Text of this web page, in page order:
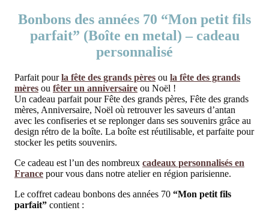
Bonbons des années 70 “Mon petit fils
parfait” (Boîte en metal) – cadeau
personnalisé
Parfait pourla fête des grands pères ou la fête des grands
mères ou fêter un anniversaire ou Noël !
Un cadeau parfait pour Fête des grands pères, Fête des grands
mères, Anniversaire, Noël où retrouver les saveurs d’antan
avec les confiseries et se replonger dans ses souvenirs grâce au
design rétro de la boîte. La boîte est réutilisable, et parfaite pour
stocker les petits souvenirs.
Ce cadeau est l’un des nombreux cadeaux personnalisés en
France pour vous dans notre atelier en région parisienne.
Le coffret cadeau bonbons des années 70 “Mon petit fils
parfait” contient :